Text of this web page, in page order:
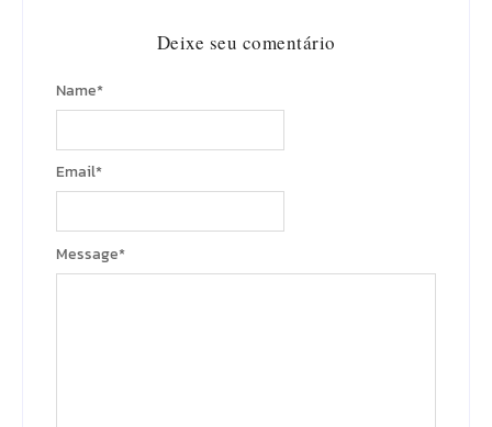
Deixe seu comentário
Message*
Name*
Email*